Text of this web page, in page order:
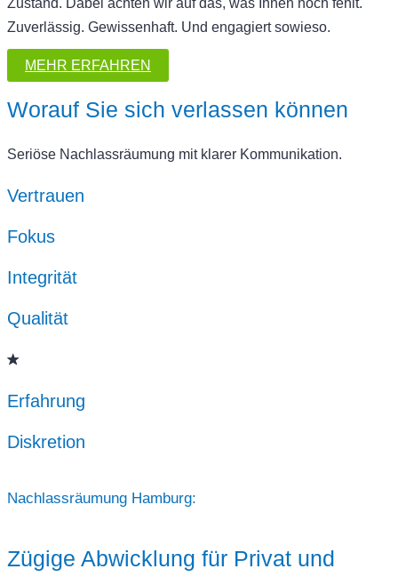
Zustand. Dabei achten wir auf das, was Ihnen noch fehlt.
Zuverlässig. Gewissenhaft. Und engagiert sowieso.
MEHR ERFAHREN
Worauf Sie sich verlassen können
Seriöse Nachlassräumung mit klarer Kommunikation.
Vertrauen
Fokus
Integrität
Qualität
Erfahrung
Diskretion
Nachlassräumung Hamburg:
Zügige Abwicklung für Privat und